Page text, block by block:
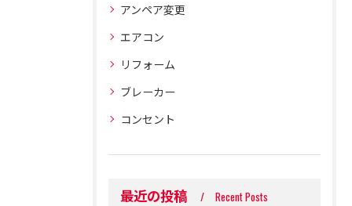
アンペア変更
エアコン
リフォーム
ブレーカー
コンセント
最近の投稿 Recent Posts